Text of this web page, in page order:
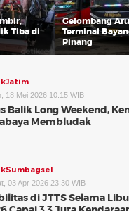
Tiba di
Gelombang
Terminal
Pinang
18 Mei 2026 10:15 WIB
Balik Long Weekend,
Membludak
03 Apr 2026 23:30 WIB
di JTTS Selama